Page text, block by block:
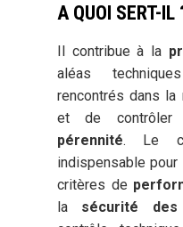
A QUOI SERT-IL
Il contribue à la
aléas
rencontrés dans la
et de
pérennité. Le
indispensable
critères de
la sécurité des